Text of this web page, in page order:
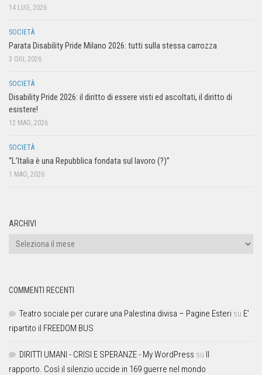
14 LUG, 2026
SOCIETÀ
Parata Disability Pride Milano 2026: tutti sulla stessa carrozza
3 GIU, 2026
SOCIETÀ
Disability Pride 2026: il diritto di essere visti ed ascoltati, il diritto di
esistere!
12 MAG, 2026
SOCIETÀ
“L’Italia è una Repubblica fondata sul lavoro (?)”
1 MAG, 2026
ARCHIVI
COMMENTI RECENTI
Teatro sociale per curare una Palestina divisa – Pagine Esteri su E’
ripartito il FREEDOM BUS
DIRITTI UMANI - CRISI E SPERANZE - My WordPress su Il
rapporto. Così il silenzio uccide in 169 guerre nel mondo